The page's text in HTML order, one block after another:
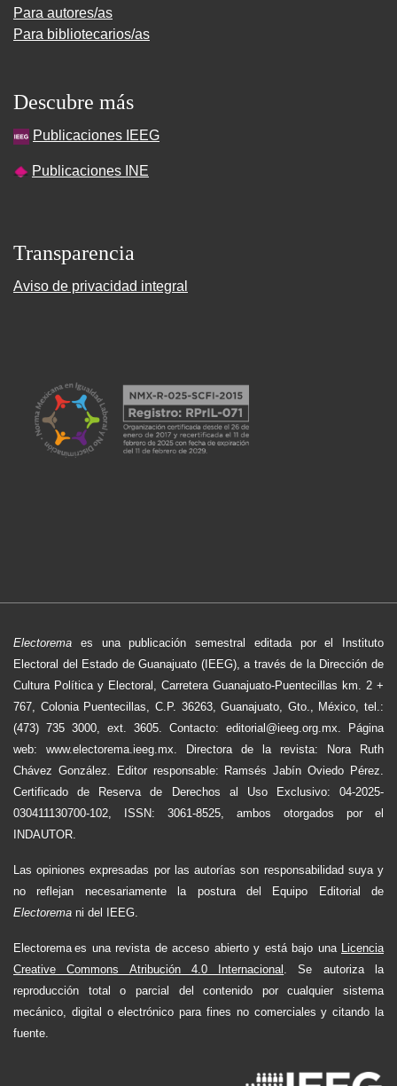
Para autores/as
Para bibliotecarios/as
Descubre más
Publicaciones IEEG
Publicaciones INE
Transparencia
Aviso de privacidad integral
Electorema es una publicación semestral editada por el Instituto
Electoral del Estado de Guanajuato (IEEG), a través de la Dirección de
Cultura Política y Electoral, Carretera Guanajuato-Puentecillas km. 2 +
767, Colonia Puentecillas, C.P. 36263, Guanajuato, Gto., México, tel.:
(473) 735 3000, ext. 3605. Contacto: editorial@ieeg.org.mx. Página
web: www.electorema.ieeg.mx. Directora de la revista: Nora Ruth
Chávez González. Editor responsable: Ramsés Jabín Oviedo Pérez.
Certificado de Reserva de Derechos al Uso Exclusivo: 04-2025-
030411130700-102, ISSN: 3061-8525, ambos otorgados por el
INDAUTOR.
Las opiniones expresadas por las autorías son responsabilidad suya y
no reflejan necesariamente la postura del Equipo Editorial de
Electorema ni del IEEG.
Electorema es una revista de acceso abierto y está bajo una
Licencia
Creative Commons Atribución 4.0 Internacional
. Se autoriza la
reproducción total o parcial del contenido por cualquier sistema
mecánico, digital o electrónico para fines no comerciales y citando la
fuente.